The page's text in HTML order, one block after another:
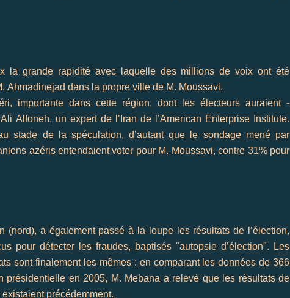
la grande rapidité avec laquelle des millions de voix ont été
Ahmadinejad dans la propre ville de M. Moussavi.
, importante dans cette région, dont les électeurs auraient -
Ali Alfoneh, un expert de l’Iran de l’American Enterprise Institute.
stade de la spéculation, d’autant que le sondage mené par
azérisentendaient voter pour M. Moussavi, contre 31% pour
(nord), a également passé à la loupe les résultats de l’élection,
pour détecter les fraudes, baptisés "autopsie d’élection". Les
sont finalement les mêmes : en comparant les données de 366
présidentielle en 2005, M. Mebana a relevé que les résultats de
précédemment.